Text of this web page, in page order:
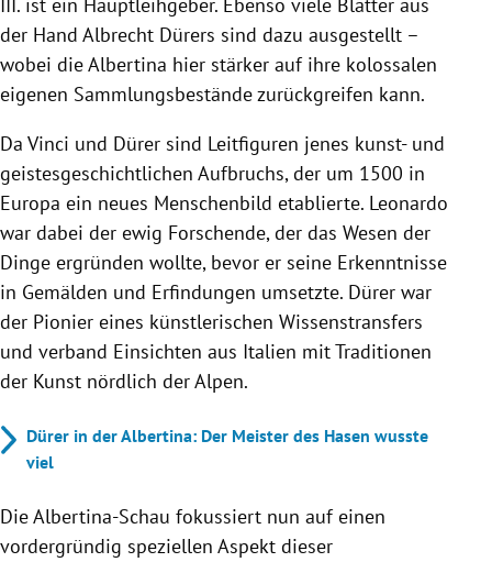
III. ist ein Hauptleihgeber. Ebenso viele Blätter aus
der Hand Albrecht Dürers sind dazu ausgestellt –
wobei die Albertina hier stärker auf ihre kolossalen
eigenen Sammlungsbestände zurückgreifen kann.
Da Vinci und Dürer sind Leitfiguren jenes kunst- und
geistesgeschichtlichen Aufbruchs, der um 1500 in
Europa ein neues Menschenbild etablierte. Leonardo
war dabei der ewig Forschende, der das Wesen der
Dinge ergründen wollte, bevor er seine Erkenntnisse
in Gemälden und Erfindungen umsetzte. Dürer war
der Pionier eines künstlerischen Wissenstransfers
und verband Einsichten aus Italien mit Traditionen
der Kunst nördlich der Alpen.
Dürer in der Albertina: Der Meister des Hasen wusste
viel
Die Albertina-Schau fokussiert nun auf einen
vordergründig speziellen Aspekt dieser